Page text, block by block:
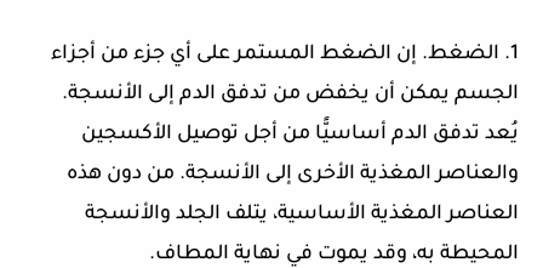
1. الضغط. إن الضغط المستمر على أي جزء من أجزاء
الجسم يمكن أن يخفض من تدفق الدم إلى الأنسجة.
يُعد تدفق الدم أساسيًّا من أجل توصيل الأكسجين
والعناصر المغذية الأخرى إلى الأنسجة. من دون هذه
العناصر المغذية الأساسية، يتلف الجلد والأنسجة
المحيطة به، وقد يموت في نهاية المطاف.